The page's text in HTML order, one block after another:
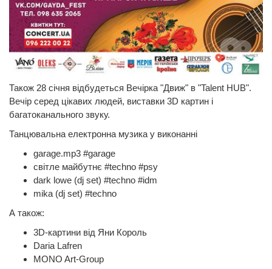
Також 28 січня відбудеться Вечірка "Движ" в "Talent HUB".
Вечір серед цікавих людей, виставки 3D картин і
багатоканального звуку.
Танцювальна електронна музика у виконанні
garage.mp3 #garage
світле майбутнє #techno #psy
dark lowe (dj set) #techno #idm
mika (dj set) #techno
А також:
3D-картини від Яни Король
Daria Lafren
MONO Art-Group